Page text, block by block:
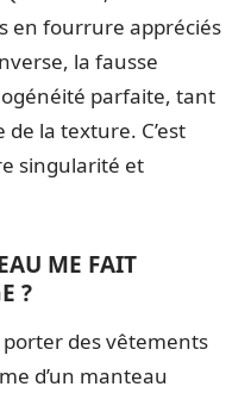
en fourrure appréciés
la fausse
parfaite, tant
la texture. C’est
singularité et
ME FAIT
?
des vêtements
d’un manteau